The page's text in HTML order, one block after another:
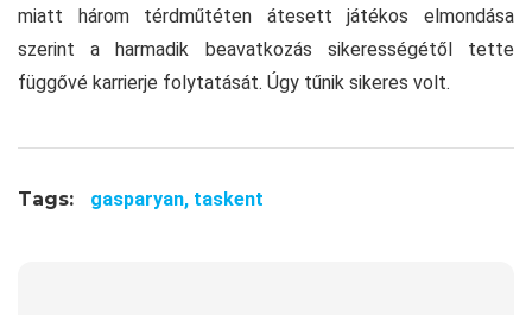
miatt három térdműtéten átesett játékos elmondása
szerint a harmadik beavatkozás sikerességétől tette
függővé karrierje folytatását. Úgy tűnik sikeres volt.
Tags: gasparyan, taskent